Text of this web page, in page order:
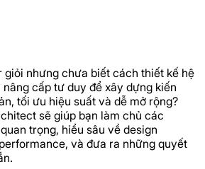
giỏi nhưng chưa biết cách thiết kế hệ
cấp tư duy để xây dựng kiến
tối ưu hiệu suất và dễ mở rộng?
sẽ giúp bạn làm chủ các
trọng, hiểu sâu về design
và đưa ra những quyết